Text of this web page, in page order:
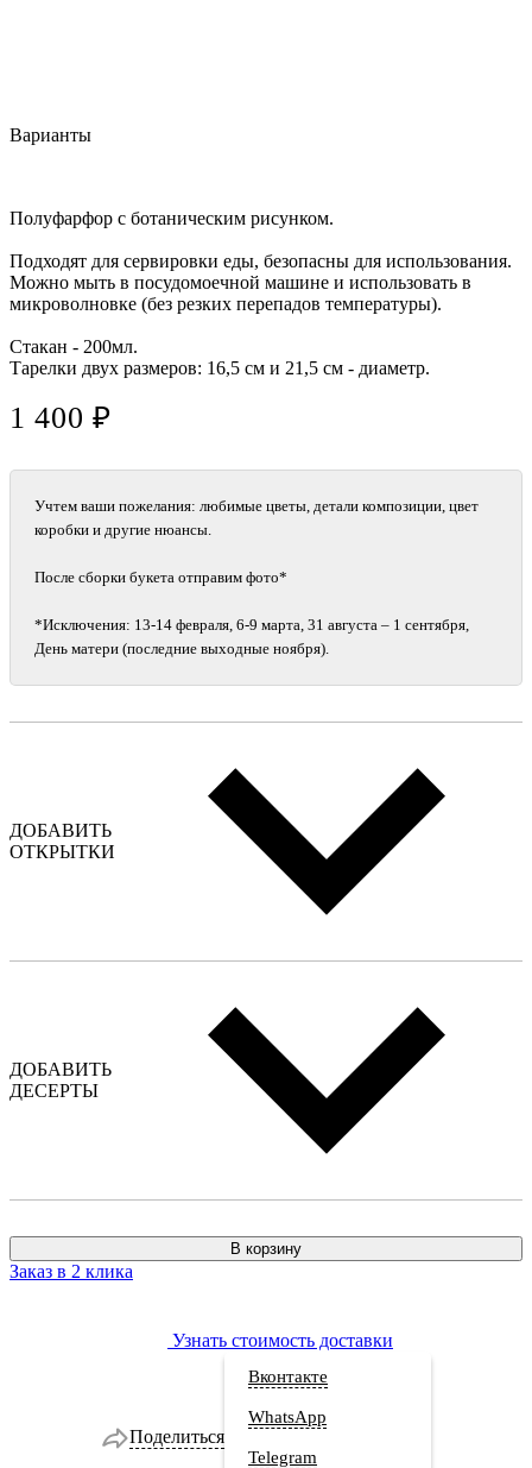
Варианты
Полуфарфор с ботаническим рисунком.
Подходят для сервировки еды, безопасны для использования.
Можно мыть в посудомоечной машине и использовать в
микроволновке (без резких перепадов температуры).
Стакан - 200мл.
Тарелки двух размеров: 16,5 см и 21,5 см - диаметр.
1 400 ₽
Учтем ваши пожелания: любимые цветы, детали композиции, цвет
коробки и другие нюансы.
После сборки букета отправим фото*
*Исключения: 13‑14 февраля, 6‑9 марта, 31 августа – 1 сентября,
День матери (последние выходные ноября).
ДОБАВИТЬ
ОТКРЫТКИ
ДОБАВИТЬ
ДЕСЕРТЫ
В корзину
Заказ в 2 клика
Узнать стоимость доставки
Поделиться
Вконтакте
WhatsApp
Telegram